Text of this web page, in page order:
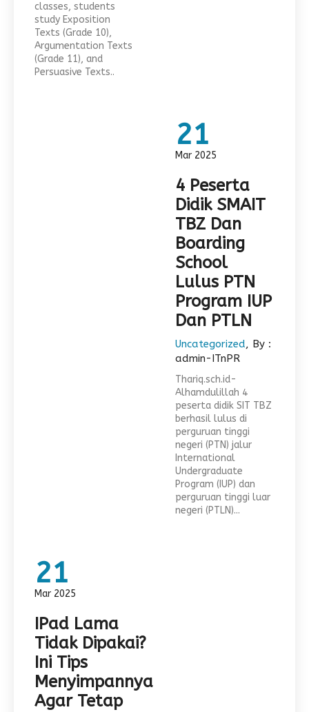
classes, students
study Exposition
Texts (Grade 10),
Argumentation Texts
(Grade 11), and
Persuasive Texts..
21
Mar 2025
4 Peserta
Didik SMAIT
TBZ Dan
Boarding
School
Lulus PTN
Program IUP
Dan PTLN
Uncategorized, By :
admin-ITnPR
Thariq.sch.id-
Alhamdulillah 4
peserta didik SIT TBZ
berhasil lulus di
perguruan tinggi
negeri (PTN) jalur
International
Undergraduate
Program (IUP) dan
perguruan tinggi luar
negeri (PTLN)...
21
Mar 2025
IPad Lama
Tidak Dipakai?
Ini Tips
Menyimpannya
Agar Tetap